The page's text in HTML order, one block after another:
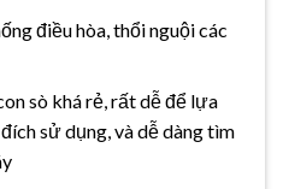
điều hòa, thổi nguội các
sò khá rẻ, rất dễ để lựa
sử dụng, và dễ dàng tìm